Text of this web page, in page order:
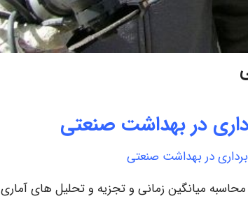
در بهداشت صنعتی
در بهداشت صنعتی
میانگین زمانی و تجزیه و تحلیل های آماری